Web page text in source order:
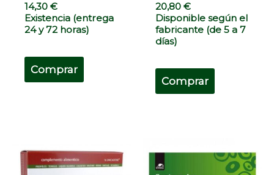
14,30€
Existencia (entrega
24 y 72 horas)
Comprar
20,80€
Disponible según el
fabricante (de 5 a 7
días)
Comprar